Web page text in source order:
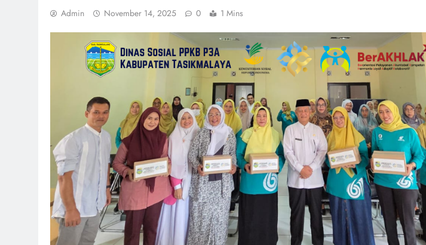
Admin November 14, 2025 0 1 Mins